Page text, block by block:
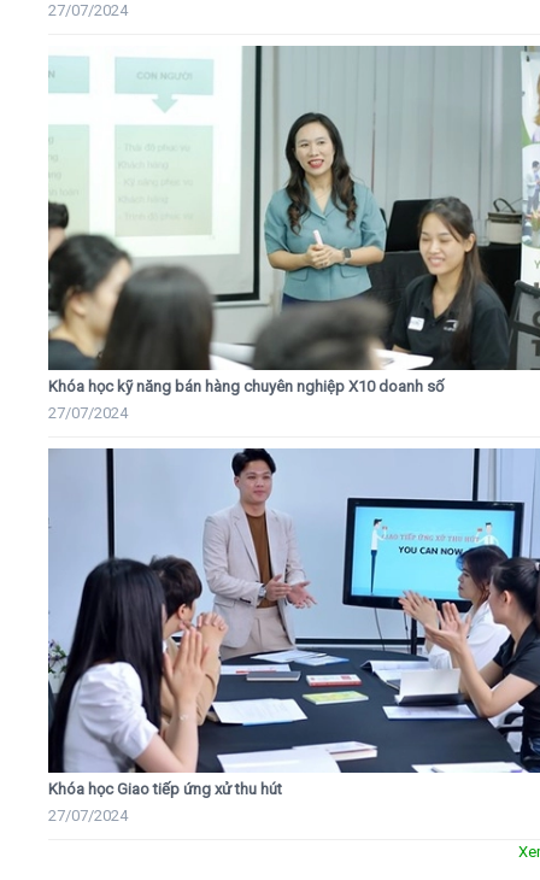
27/07/2024
Khóa học kỹ năng bán hàng chuyên nghiệp X10 doanh số
27/07/2024
Khóa học Giao tiếp ứng xử thu hút
27/07/2024